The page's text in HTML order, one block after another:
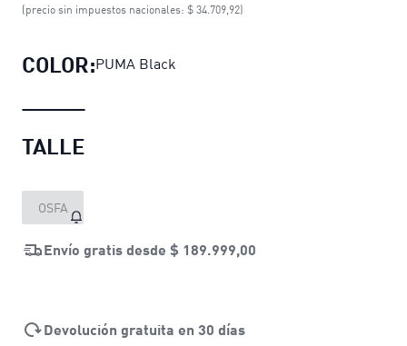
(precio sin impuestos nacionales: $ 34.709,92)
COLOR:PUMA Black
TALLE
OSFA
Envío gratis desde $ 189.999,00
Devolución gratuita en 30 días